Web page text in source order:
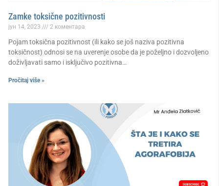
Zamke toksične pozitivnosti
јун 14, 2023 2 коментара
Pojam toksična pozitivnost (ili kako se još naziva pozitivna
toksičnost) odnosi se na uverenje osobe da je poželjno i dozvoljeno
doživljavati samo i isključivo pozitivna…
Pročitaj više »